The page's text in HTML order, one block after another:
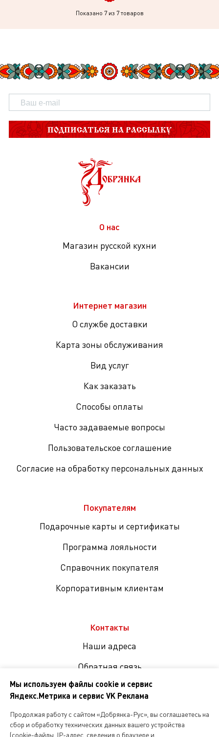
Показано 7из 7 товаров
ПОДПИСАТЬСЯ НА РАССЫЛКУ
О нас
Магазин русской кухни
Вакансии
Интернет магазин
О службе доставки
Карта зоны обслуживания
Вид услуг
Как заказать
Способы оплаты
Часто задаваемые вопросы
Пользовательское соглашение
Согласие на обработку персональных данных
Покупателям
Подарочные карты и сертификаты
Программа лояльности
Справочник покупателя
Корпоративным клиентам
Контакты
Наши адреса
Обратная связь
соцсетях
Мы используем файлы cookie и сервис
Яндекс.Метрика и сервис VK Реклама
Продолжая работу с сайтом «Добрянка-Рус», вы соглашаетесь на
сбор и обработку технических данных вашего устройства
(cookie-файлы, IP-адрес, сведения о браузере и